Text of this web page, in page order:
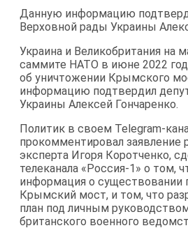
Данную информацию
Верховной рады Украины
Украина и Великобритания на
саммите НАТО в июне 2022
об уничтожении Крымского
информацию подтвердил
Украины Алексей Гончаренко.
Политик в своем Telegram-
прокомментировал заявление
эксперта Игоря Коротченко,
телеканала «Россия-1» о том,
информация о существовании
Крымский мост, и том, что
план под личным
британского военного